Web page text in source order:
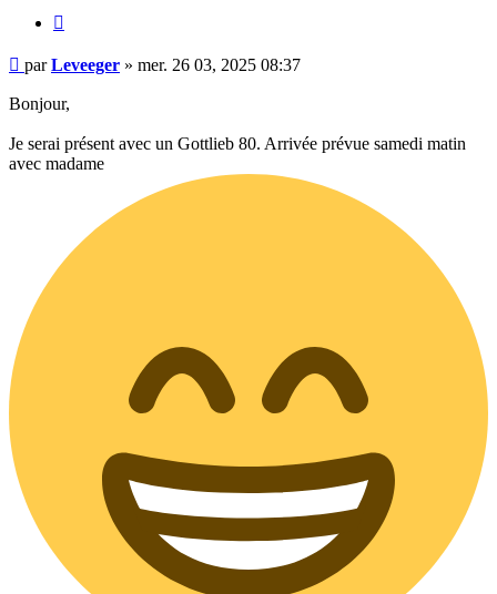
Message
parLeveeger » mer. 26 03, 2025 08:37
Bonjour,
Je serai présent avec un Gottlieb 80. Arrivée prévue samedi matin
avec madame